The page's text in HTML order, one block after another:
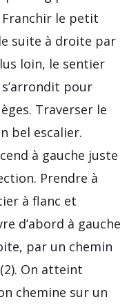
Franchir le petit
suite à droite par
loin, le sentier
pour
Traverser le
bel escalier.
à gauche juste
Prendre à
à flanc et
d’abord à gauche
par un chemin
On atteint
chemine sur un